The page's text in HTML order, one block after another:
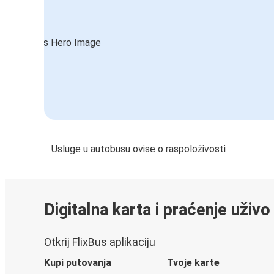
Usluge u autobusu ovise o raspoloživosti
Digitalna karta i praćenje uživo
Otkrij FlixBus aplikaciju
Kupi putovanja
Tvoje karte